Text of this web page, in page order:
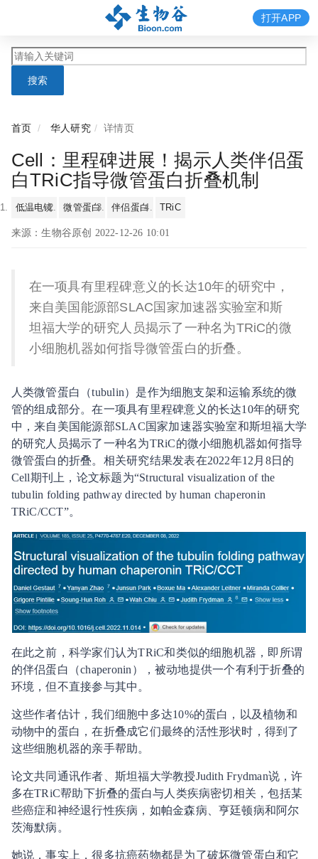
搜索
打开APP
首页 华人研究 详情页
Cell：里程碑进展！揭示人类伴侣蛋
白TRiC指导微管蛋白折叠机制
低温电镜 微管蛋白 伴侣蛋白 TRiC
来源：生物谷原创 2022-12-26 10:01
在一项具有里程碑意义的长达10年的研究中，
来自美国能源部SLAC国家加速器实验室和斯
坦福大学的研究人员揭示了一种名为TRiC的微
小细胞机器如何指导微管蛋白的折叠。
人类微管蛋白（tubulin）是作为细胞支架和运输系统的微
管的组成部分。在一项具有里程碑意义的长达10年的研究
中，来自美国能源部SLAC国家加速器实验室和斯坦福大学
的研究人员揭示了一种名为TRiC的微小细胞机器如何指导
微管蛋白的折叠。相关研究结果发表在2022年12月8日的
Cell期刊上，论文标题为“Structural visualization of the
tubulin folding pathway directed by human chaperonin
TRiC/CCT”。
在此之前，科学家们认为TRiC和类似的细胞机器，即所谓
的伴侣蛋白（chaperonin），被动地提供一个有利于折叠的
环境，但不直接参与其中。
这些作者估计，我们细胞中多达10%的蛋白，以及植物和
动物中的蛋白，在折叠成它们最终的活性形状时，得到了
这些细胞机器的亲手帮助。
论文共同通讯作者、斯坦福大学教授Judith Frydman说，许
多在TRiC帮助下折叠的蛋白与人类疾病密切相关，包括某
些癌症和神经退行性疾病，如帕金森病、亨廷顿病和阿尔
茨海默病。
她说，事实上，很多抗癌药物都是为了破坏微管蛋白和它